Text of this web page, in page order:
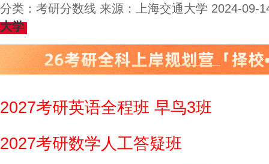
分类：考研分数线 来源：上海交通大学 2024-
大学
2027考研英语全程班 早鸟3班
2027考研数学人工答疑班